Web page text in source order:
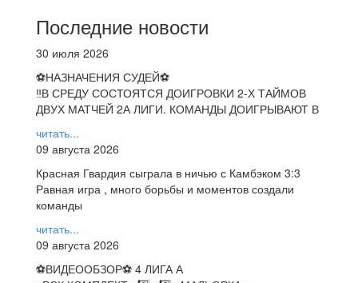
Последние новости
30 июля 2026
⚽НАЗНАЧЕНИЯ СУДЕЙ⚽
‼В СРЕДУ СОСТОЯТСЯ ДОИГРОВКИ 2-Х ТАЙМОВ
ДВУХ МАТЧЕЙ 2А ЛИГИ. КОМАНДЫ ДОИГРЫВАЮТ В
читать...
09 августа 2026
Красная Гвардия сыграла в ничью с Камбэком 3:3
Равная игра , много борьбы и моментов создали
команды
читать...
09 августа 2026
⚽️ВИДЕООБЗОР⚽️ 4 ЛИГА А